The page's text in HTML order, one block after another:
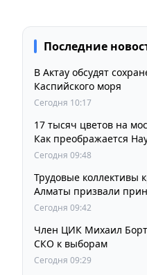
Последние
В Актау обсудят
Каспийского моря
Сегодня 10:17
17 тысяч цветов на
Как преображается
Сегодня 09:48
Трудовые коллективы
Алматы призвали
членов Курултая
Сегодня 09:42
Член ЦИК Михаил
СКО к выборам
Сегодня 09:29